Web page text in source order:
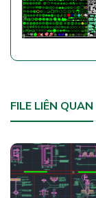
FILE LIÊN QUAN